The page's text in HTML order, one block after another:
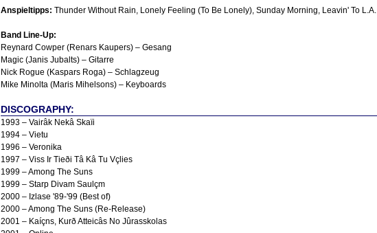
Anspieltipps: Thunder Without Rain, Lonely Feeling (To Be Lonely), Sunday Morning, Leavin' To L.A.
Band Line-Up:
Reynard Cowper (Renars Kaupers) – Gesang
Magic (Janis Jubalts) – Gitarre
Nick Rogue (Kaspars Roga) – Schlagzeug
Mike Minolta (Maris Mihelsons) – Keyboards
DISCOGRAPHY:
1993 – Vairâk Nekâ Skaïi
1994 – Vietu
1996 – Veronika
1997 – Viss Ir Tieði Tâ Kâ Tu Vçlies
1999 – Among The Suns
1999 – Starp Divam Saulçm
2000 – Izlase '89-'99 (Best of)
2000 – Among The Suns (Re-Release)
2001 – Kaíçns, Kurð Atteicâs No Jûrasskolas